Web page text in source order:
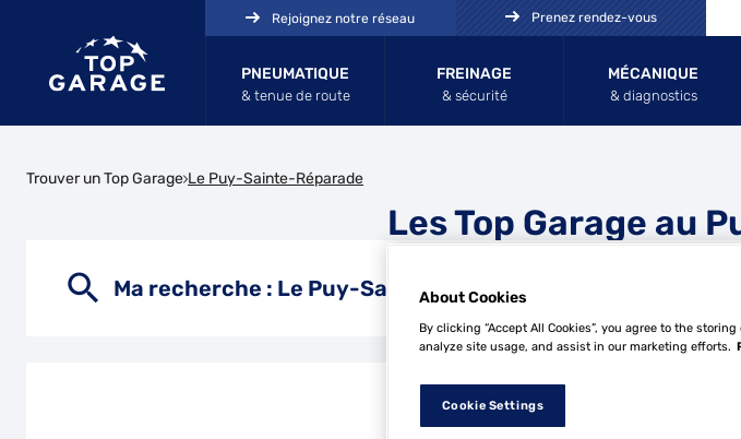
PNEUMATIQUE
& tenue de route
FREINAGE
& sécurité
MÉCANIQUE
& diagnostics
Rejoignez notre réseau Prenez rendez-vous
Trouver un Top Garage Le Puy-Sainte-Réparade
Les Top Garage au
Ma recherche : Le Puy-Sainte-Réparade
13 Top Garage au
About Cookies
By clicking “Accept All Cookies”, you agree to the
analyze site usage, and assist in our marketing efforts.
Cookie Settings